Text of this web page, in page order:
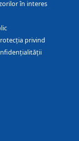
în interes
privind